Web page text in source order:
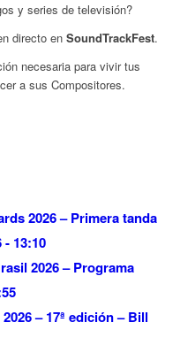
y series de televisión?
directo en SoundTrackFest.
necesaria para vivir tus
a sus Compositores.
2026 – Primera tanda
- 13:10
2026 – Programa
– 17ª edición – Bill